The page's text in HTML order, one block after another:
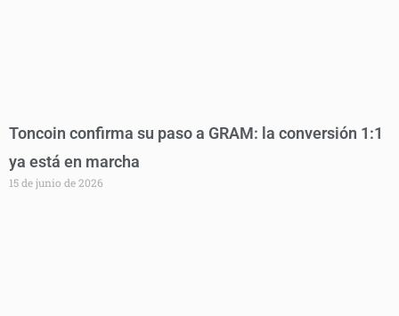
Toncoin confirma su paso a GRAM: la conversión 1:1
ya está en marcha
15 de junio de 2026